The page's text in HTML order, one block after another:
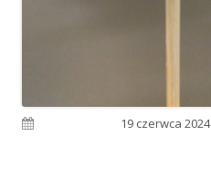
19 czerwca 2024